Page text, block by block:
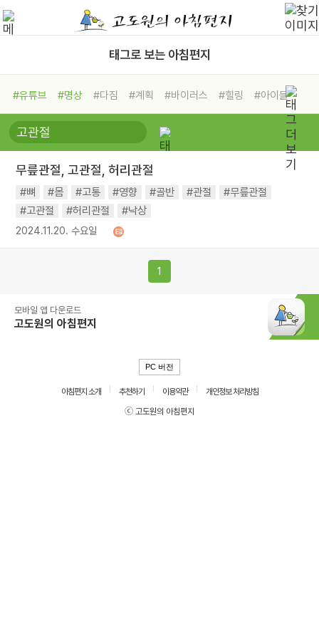
태그로 보는 아침편지
#유튜브 #명상 #다짐 #계획 #바이러스 #힐링
#아이들
#비전캠프
#독서캠프 #삶
#희망
#나눔 #친구 #링컨학교
#독서
#건강 #면역력
무릎관절, 고관절, 허리관절
#뼈 #몸 #고통 #영향 #골반 #관절
#무릎관절
#고관절
#허리관절 #낙상
2024.11.20. 수요일
1
모바일 앱 다운로드
고도원의 아침편지
PC 버전
아침편지 소개 추천하기 이용약관
개인정보 처리방침
ⓒ 고도원의 아침편지